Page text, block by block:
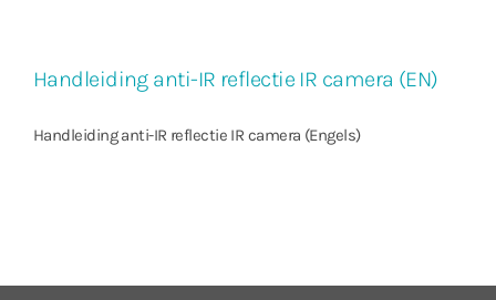
Handleiding anti-IR reflectie IR camera (EN)
Handleiding anti-IR reflectie IR camera (Engels)